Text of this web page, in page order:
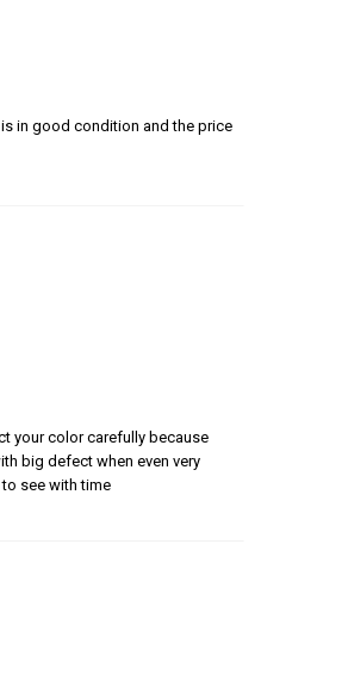
in good condition and the price
your color carefully because
big defect when even very
see with time